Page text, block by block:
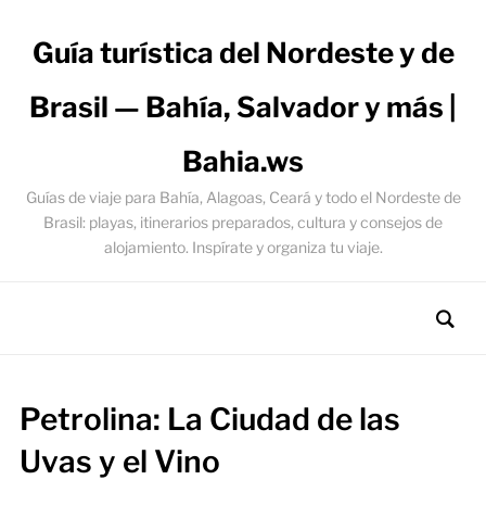
Guía turística del Nordeste y de
Brasil — Bahía, Salvador y más |
Bahia.ws
Guías de viaje para Bahía, Alagoas, Ceará y todo el Nordeste de
Brasil: playas, itinerarios preparados, cultura y consejos de
alojamiento. Inspírate y organiza tu viaje.
Petrolina: La Ciudad de las
Uvas y el Vino